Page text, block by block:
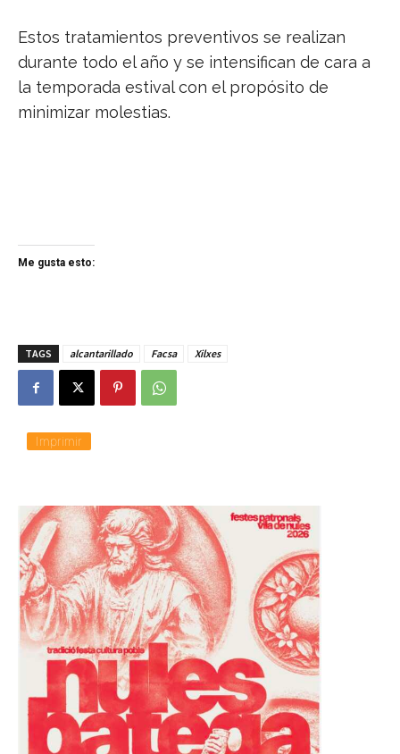
Estos tratamientos preventivos se realizan
durante todo el año y se intensifican de cara a
la temporada estival con el propósito de
minimizar molestias.
Me gusta esto:
TAGS alcantarillado Facsa Xilxes
Imprimir